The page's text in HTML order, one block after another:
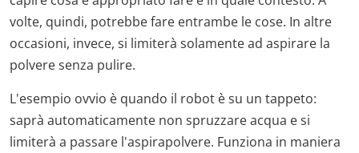
volte, quindi, potrebbe fare entrambe le cose. In altre
occasioni, invece, si limiterà solamente ad aspirare la
polvere senza pulire.
L'esempio ovvio è quando il robot è su un tappeto:
saprà automaticamente non spruzzare acqua e si
limiterà a passare l'aspirapolvere. Funziona in maniera